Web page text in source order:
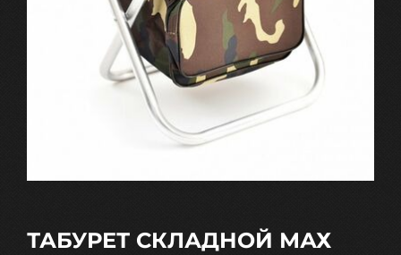
ТАБУРЕТ СКЛАДНОЙ МАХ